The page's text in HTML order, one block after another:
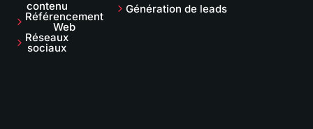
contenu
Référencement
Web
Réseaux
sociaux
Génération de leads